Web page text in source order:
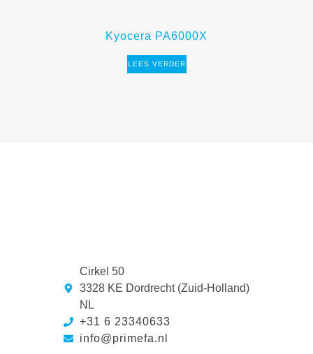
Kyocera PA6000X
LEES VERDER
Cirkel 50
3328 KE Dordrecht (Zuid-Holland)
NL
+31 6 23340633
info@primefa.nl